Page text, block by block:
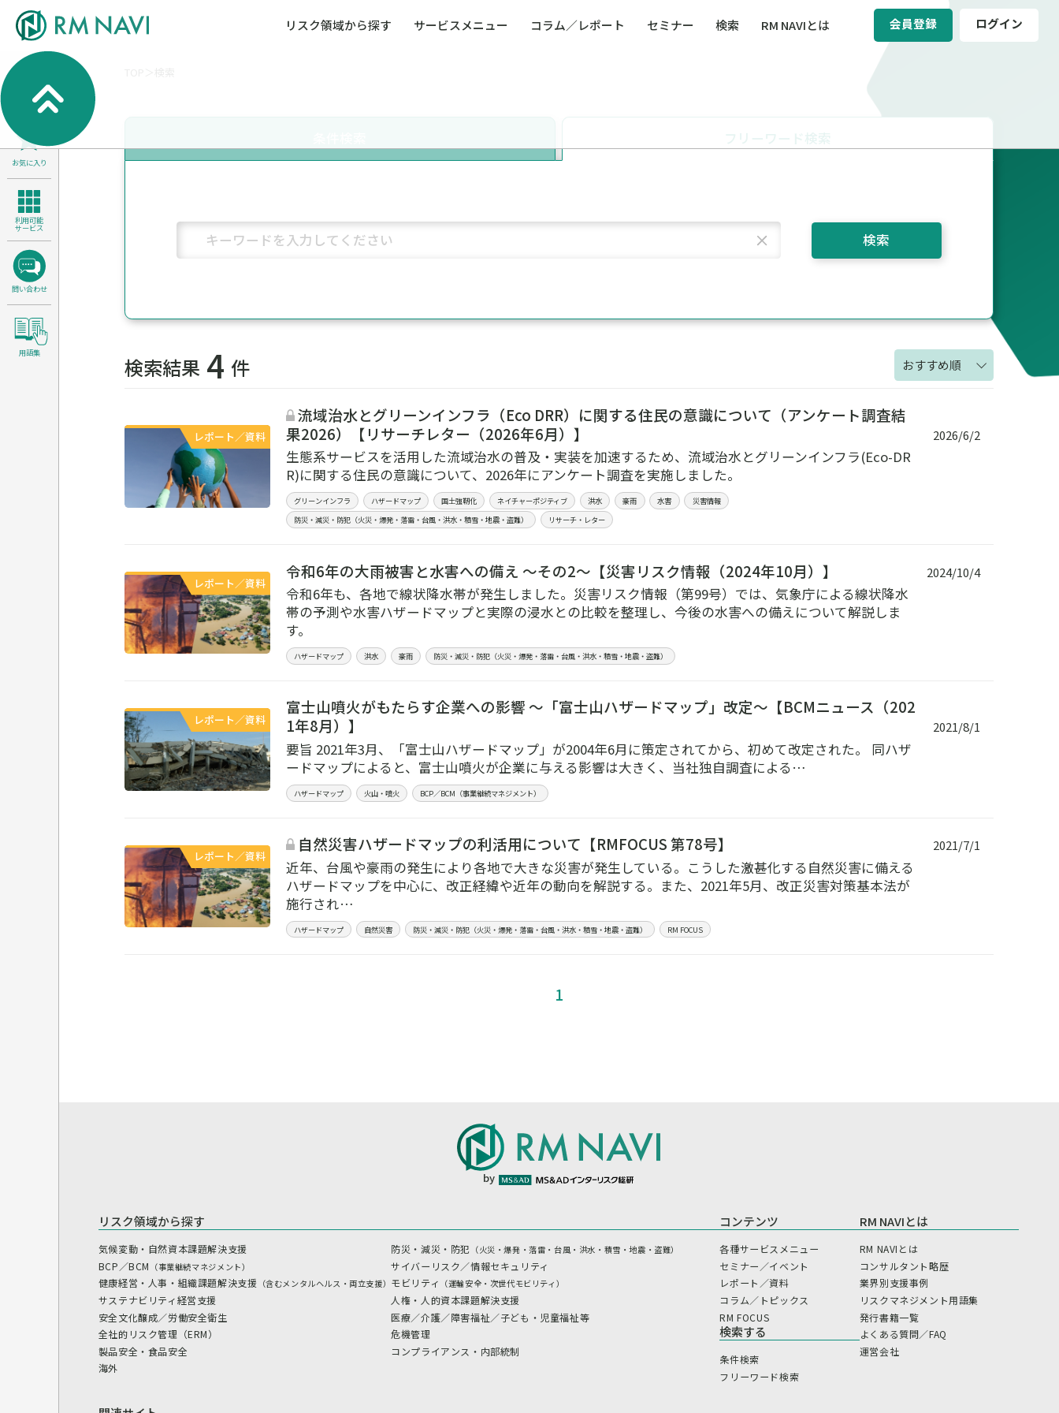
リスク領域から探す サービスメニュー コラム／レポート セミナー 検索 RM NAVIとは 会員登録 ログイン
健康経営・人事・組織課題解決支援（含むメンモビリティ（運輸安全・次世代モビリティ）
サステナビリティ経営支援
人権・人的資本課題解決支援
安全文化醸成／労働安全衛生
検索
お気に入り
利用可能
サービス
問い合わせ
用語集
フリーワード検索
検索
検索結果 4 件 おすすめ順
レポート／資料
流域治水とグリーンインフラ（Eco DRR）に関する住民の意識について（アンケート調査結
果2026）【リサーチレター（2026年6月）】
生態系サービスを活用した流域治水の普及・実装を加速するため、流域治水とグリーンインフラ(Eco-DR
R)に関する住民の意識について、2026年にアンケート調査を実施しました。
グリーンインフラ ハザードマップ 国土強靭化 ネイチャーポジティブ 洪水 豪雨 水害
災害情報
防災・減災・防犯（火災・爆発・落雷・台風・洪水・積雪・地震・盗難）
リサーチ・レター
2026/6/2
レポート／資料
令和6年の大雨被害と水害への備え ～その2～【災害リスク情報（2024年10月）】
令和6年も、各地で線状降水帯が発生しました。災害リスク情報（第99号）では、気象庁による線状降水
帯の予測や水害ハザードマップと実際の浸水との比較を整理し、今後の水害への備えについて解説しま
す。
ハザードマップ 洪水 豪雨 防災・減災・防犯（火災・爆発・落雷・台風・洪水・積雪・地震・盗難）
2024/10/4
レポート／資料
富士山噴火がもたらす企業への影響 ～「富士山ハザードマップ」改定～【BCMニュース（202
1年8月）】
要旨 2021年3月、「富士山ハザードマップ」が2004年6月に策定されてから、初めて改定された。 同ハザ
ードマップによると、富士山噴火が企業に与える影響は大きく、当社独自調査による…
ハザードマップ 火山・噴火 BCP／BCM（事業継続マネジメント）
2021/8/1
レポート／資料
自然災害ハザードマップの利活用について【RMFOCUS 第78号】
近年、台風や豪雨の発生により各地で大きな災害が発生している。こうした激甚化する自然災害に備える
ハザードマップを中心に、改正経緯や近年の動向を解説する。また、2021年5月、改正災害対策基本法が
施行され…
ハザードマップ 自然災害 防災・減災・防犯（火災・爆発・落雷・台風・洪水・積雪・地震・盗難） RM FOCUS
2021/7/1
1
by
リスク領域から探す
気候変動・自然資本課題解決支援
BCP／BCM （事業継続マネジメント）
健康経営・人事・組織課題解決支援 （含むメンタルヘルス・両立支援）
サステナビリティ経営支援
安全文化醸成／労働安全衛生
全社的リスク管理（ERM）
製品安全・食品安全
海外
防災・減災・防犯 （火災・爆発・落雷・台風・洪水・積雪・地震・盗難）
サイバーリスク／情報セキュリティ
モビリティ （運輸安全・次世代モビリティ）
人権・人的資本課題解決支援
医療／介護／障害福祉／子ども・児童福祉等
危機管理
コンプライアンス・内部統制
コンテンツ
各種サービスメニュー
セミナー／イベント
レポート／資料
コラム／トピックス
RM FOCUS
検索する
条件検索
フリーワード検索
RM NAVIとは
RM NAVIとは
コンサルタント略歴
業界別支援事例
リスクマネジメント用語集
発行書籍一覧
よくある質問／FAQ
運営会社